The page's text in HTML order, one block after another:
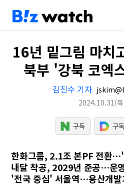
16년 밑그림 마치
북부 '강북 코엑
김진수 기자
2024.10.31(
한화그룹, 2.1조 본PF 전환
내달 착공, 2029년 준공…운
'전국 중심' 서울역…용산개발